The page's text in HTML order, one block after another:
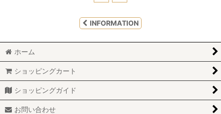
INFORMATION
ホーム
ショッピングカート
ショッピングガイド
お問い合わせ